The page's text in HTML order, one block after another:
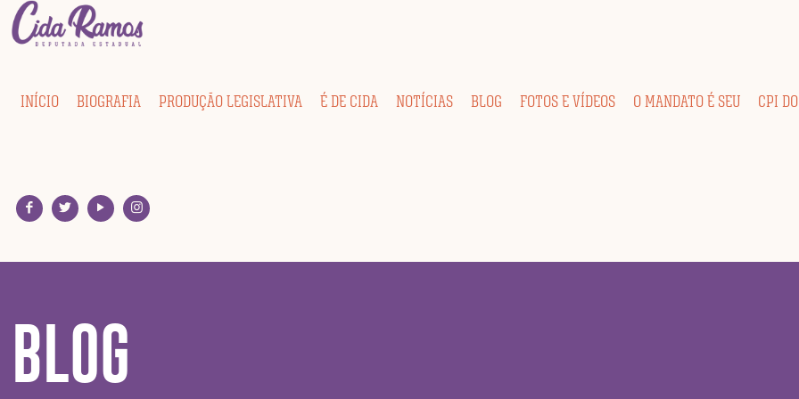
INÍCIO BIOGRAFIA PRODUÇÃO LEGISLATIVA É DE CIDA NOTÍCIAS BLOG FOTOS E VÍDEOS O MANDATO É SEU CPI
BLOG